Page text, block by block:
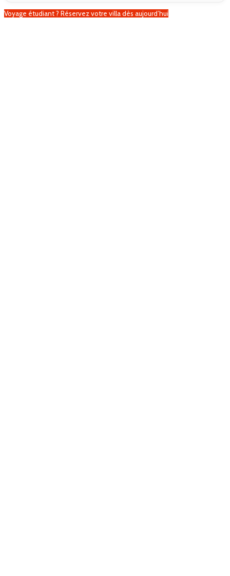
Voyage étudiant ? Réservez votre villa dès aujourd’hui